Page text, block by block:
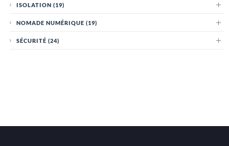
ISOLATION (19)
NOMADE NUMÉRIQUE (19)
SÉCURITÉ (24)